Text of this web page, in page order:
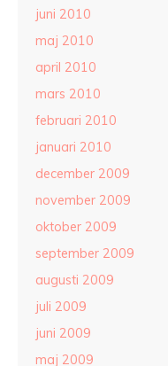
juni 2010
maj 2010
april 2010
mars 2010
februari 2010
januari 2010
december 2009
november 2009
oktober 2009
september 2009
augusti 2009
juli 2009
juni 2009
maj 2009